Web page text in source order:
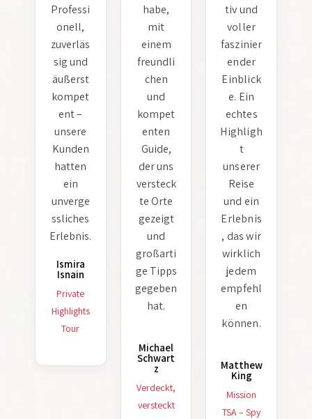
Professi
onell,
zuverläs
sig und
äußerst
kompet
ent –
unsere
Kunden
hatten
ein
unverge
ssliches
Erlebnis.
Ismira
Isnain
Private
Highlights
Tour
habe,
mit
einem
freundli
chen
und
kompet
enten
Guide,
der uns
versteck
te Orte
gezeigt
und
großarti
ge Tipps
gegeben
hat.
Michael
Schwart
z
Verdeckt,
versteckt
tiv und
voller
faszinier
ender
Einblick
e. Ein
echtes
Highligh
t
unserer
Reise
und ein
Erlebnis
, das wir
wirklich
jedem
empfehl
en
können.
Matthew
King
Mission
TSA – Spy